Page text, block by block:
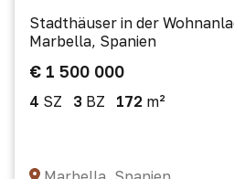
Stadthäuser in der
Marbella, Spanien
€ 1 500 000
4 SZ 3 BZ 172 m²